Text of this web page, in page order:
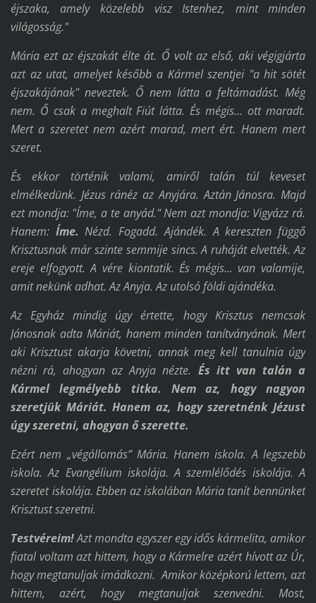
éjszaka, amely közelebb visz Istenhez, mint minden
világosság."
Mária ezt az éjszakát élte át. Ő volt az első, aki végigjárta
azt az utat, amelyet később a Kármel szentjei "a hit sötét
éjszakájának" neveztek. Ő nem látta a feltámadást. Még
nem. Ő csak a meghalt Fiút látta. És mégis... ott maradt.
Mert a szeretet nem azért marad, mert ért. Hanem mert
szeret.
És ekkor történik valami, amiről talán túl keveset
elmélkedünk. Jézus ránéz az Anyjára. Aztán Jánosra. Majd
ezt mondja: "Íme, a te anyád." Nem azt mondja: Vigyázz rá.
Hanem: Íme. Nézd. Fogadd. Ajándék. A kereszten függő
Krisztusnak már szinte semmije sincs. A ruháját elvették. Az
ereje elfogyott. A vére kiontatik. És mégis... van valamije,
amit nekünk adhat. Az Anyja. Az utolsó földi ajándéka.
Az Egyház mindig úgy értette, hogy Krisztus nemcsak
Jánosnak adta Máriát, hanem minden tanítványának. Mert
aki Krisztust akarja követni, annak meg kell tanulnia úgy
nézni rá, ahogyan az Anyja nézte. És itt van talán a
Kármel legmélyebb titka.
Nem az,
hogy nagyon
szeretjük Máriát. Hanem az, hogy szeretnénk Jézust
úgy szeretni, ahogyan ő szerette.
Ezért nem „végállomás” Mária. Hanem iskola. A legszebb
iskola. Az Evangélium iskolája. A szemlélődés iskolája. A
szeretet iskolája. Ebben az iskolában Mária tanít bennünket
Krisztust szeretni.
Testvéreim!Azt mondta egyszer egy idős kármelita, amikor
fiatal voltam azt hittem, hogy a Kármelre azért hívott az Úr,
hogy megtanuljak imádkozni. Amikor középkorú lettem, azt
hittem, azért, hogy megtanuljak szenvedni. Most,